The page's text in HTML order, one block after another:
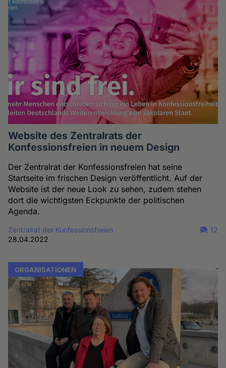
Website des Zentralrats der
Konfessionsfreien in neuem Design
Der Zentralrat der Konfessionsfreien hat seine
Startseite im frischen Design veröffentlicht. Auf der
Website ist der neue Look zu sehen, zudem stehen
dort die wichtigsten Eckpunkte der politischen
Agenda.
Zentralrat der Konfessionsfreien
28.04.2022
12
ORGANISATIONEN